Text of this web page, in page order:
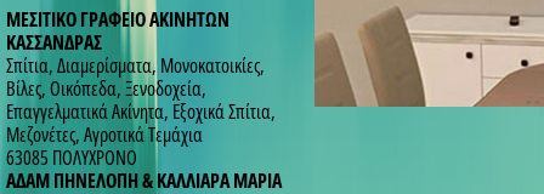
ΜΕΣΙΤΙΚΟ ΓΡΑΦΕΙΟ ΑΚΙΝΗΤΩΝ
ΚΑΣΣΑΝΔΡΑΣ
Σπίτια, Διαμερίσματα, Μονοκατοικίες,
Βίλες, Οικόπεδα, Ξενοδοχεία,
Επαγγελματικά Ακίνητα, Εξοχικά Σπίτια,
Μεζονέτες, Αγροτικά Τεμάχια
63085 ΠΟΛΥΧΡΟΝΟ
ΑΔΑΜ ΠΗΝΕΛΟΠΗ & ΚΑΛΛΙΑΡΑ ΜΑΡΙΑ